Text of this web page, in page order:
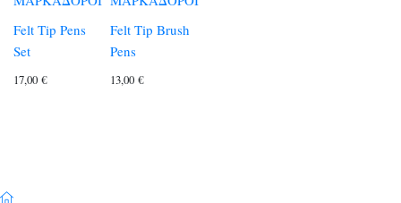
Felt Tip Pens
Set
17,00 €
Felt Tip Brush
Pens
13,00€